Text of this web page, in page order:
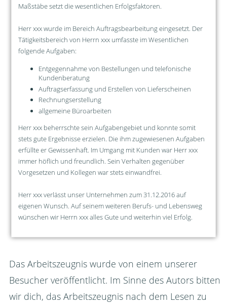
Maßstäbe setzt die wesentlichen Erfolgsfaktoren.
Herr xxx wurde im Bereich Auftragsbearbeitung eingesetzt. Der
Tätigkeitsbereich von Herrn xxx umfasste im Wesentlichen
folgende Aufgaben:
Entgegennahme von Bestellungen und telefonische
Kundenberatung
Auftragserfassung und Erstellen von Lieferscheinen
Rechnungserstellung
allgemeine Büroarbeiten
Herr xxx beherrschte sein Aufgabengebiet und konnte somit
stets gute Ergebnisse erzielen. Die ihm zugewiesenen Aufgaben
erfüllte er Gewissenhaft. Im Umgang mit Kunden war Herr xxx
immer höflich und freundlich. Sein Verhalten gegenüber
Vorgesetzen und Kollegen war stets einwandfrei.
Herr xxx verlässt unser Unternehmen zum 31.12.2016 auf
eigenen Wunsch. Auf seinem weiteren Berufs- und Lebensweg
wünschen wir Herrn xxx alles Gute und weiterhin viel Erfolg.
Das Arbeitszeugnis wurde von einem unserer
Besucher veröffentlicht. Im Sinne des Autors bitten
wir dich, das Arbeitszeugnis nach dem Lesen zu